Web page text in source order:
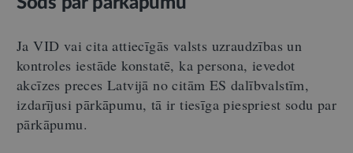
Ja VID vai cita attiecīgās valsts uzraudzības un
kontroles iestāde konstatē, ka persona, ievedot
akcīzes preces Latvijā no citām ES dalībvalstīm,
izdarījusi pārkāpumu, tā ir tiesīga piespriest sodu par
pārkāpumu.